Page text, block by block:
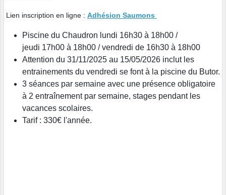
Lien inscription en ligne : Adhésion Saumons
Piscine du Chaudron lundi 16h30 à 18h00 /
jeudi 17h00 à 18h00 / vendredi de 16h30 à 18h00
Attention du 31/11/2025 au 15/05/2026 inclut les
entrainements du vendredi se font à la piscine du Butor.
3 séances par semaine avec une présence obligatoire
à 2 entraînement par semaine, stages pendant les
vacances scolaires.
Tarif : 330€ l'année.